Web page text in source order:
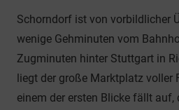
Schorndorf ist von vorbildlicher
wenige Gehminuten vom
Zugminuten hinter Stuttgart in
liegt der große Marktplatz voller
einem der ersten Blicke fällt auf,